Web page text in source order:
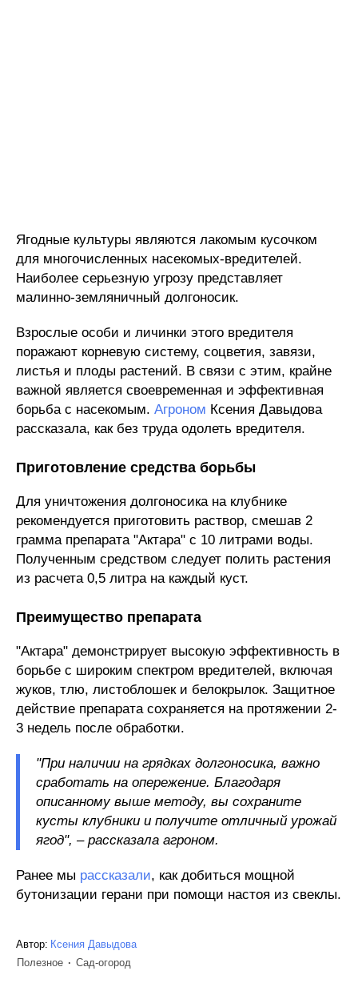
Ягодные культуры являются лакомым кусочком
для многочисленных насекомых-вредителей.
Наиболее серьезную угрозу представляет
малинно-земляничный долгоносик.
Взрослые особи и личинки этого вредителя
поражают корневую систему, соцветия, завязи,
листья и плоды растений. В связи с этим, крайне
важной является своевременная и эффективная
борьба с насекомым. Агроном Ксения Давыдова
рассказала, как без труда одолеть вредителя.
Приготовление средства борьбы
Для уничтожения долгоносика на клубнике
рекомендуется приготовить раствор, смешав 2
грамма препарата "Актара" с 10 литрами воды.
Полученным средством следует полить растения
из расчета 0,5 литра на каждый куст.
Преимущество препарата
"Актара" демонстрирует высокую эффективность в
борьбе с широким спектром вредителей, включая
жуков, тлю, листоблошек и белокрылок. Защитное
действие препарата сохраняется на протяжении 2-
3 недель после обработки.
"При наличии на грядках долгоносика, важно
сработать на опережение. Благодаря
описанному выше методу, вы сохраните
кусты клубники и получите отличный урожай
ягод", – рассказала агроном.
Ранее мы рассказали, как добиться мощной
бутонизации герани при помощи настоя из свеклы.
Автор: Ксения Давыдова
Полезное
Сад-огород